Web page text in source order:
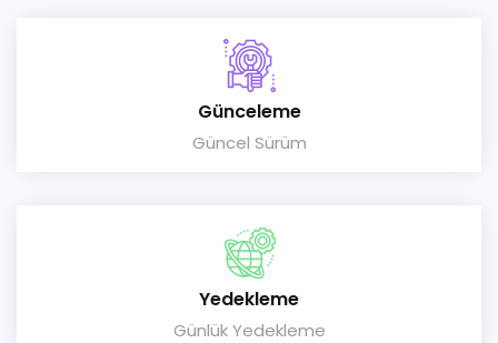
Günceleme
Güncel Sürüm
Yedekleme
Günlük Yedekleme